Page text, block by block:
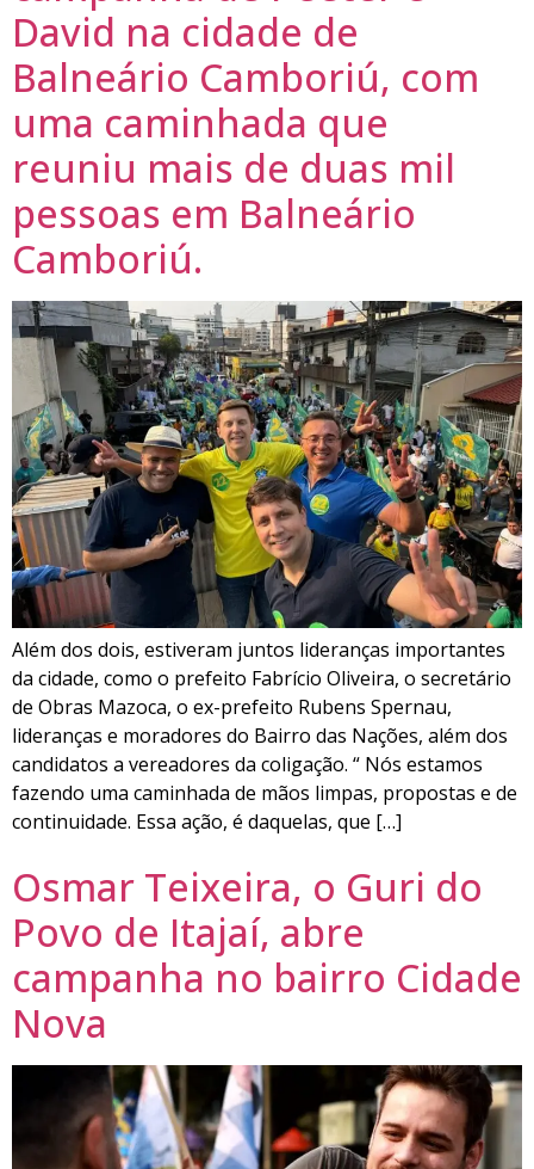
David na cidade de
Balneário Camboriú, com
uma caminhada que
reuniu mais de duas mil
pessoas em Balneário
Camboriú.
Além dos dois, estiveram juntos lideranças importantes
da cidade, como o prefeito Fabrício Oliveira, o secretário
de Obras Mazoca, o ex-prefeito Rubens Spernau,
lideranças e moradores do Bairro das Nações, além dos
candidatos a vereadores da coligação. “ Nós estamos
fazendo uma caminhada de mãos limpas, propostas e de
continuidade. Essa ação, é daquelas, que […]
Osmar Teixeira, o Guri do
Povo de Itajaí, abre
campanha no bairro Cidade
Nova